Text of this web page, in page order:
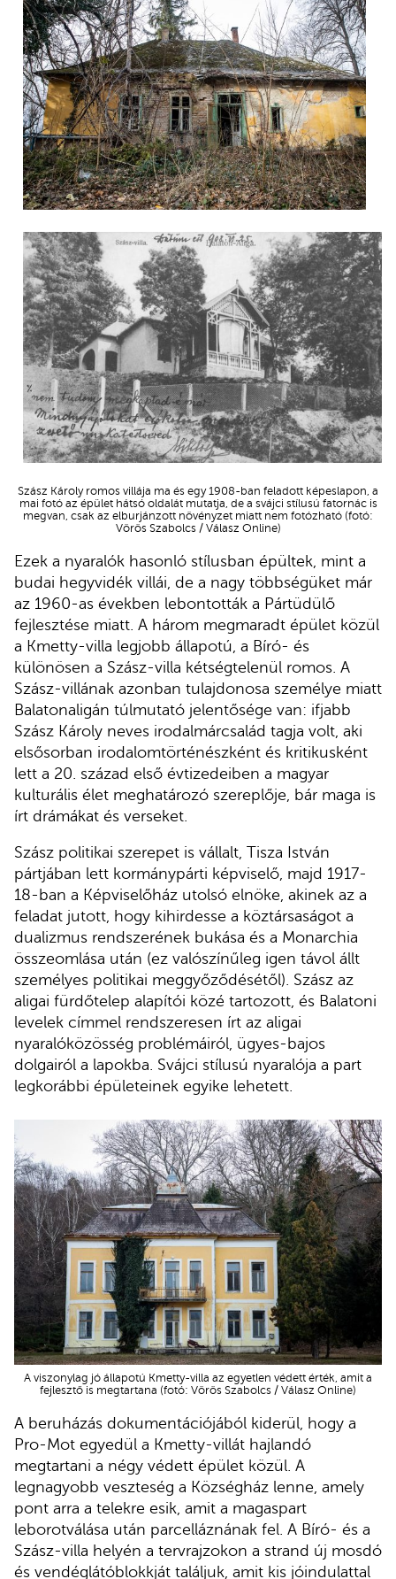
Szász Károly romos villája ma és egy 1908-ban feladott képeslapon, a
mai fotó az épület hátsó oldalát mutatja, de a svájci stílusú fatornác is
megvan, csak az elburjánzott növényzet miatt nem fotózható (fotó:
Vörös Szabolcs / Válasz Online)
Ezek a nyaralók hasonló stílusban épültek, mint a
budai hegyvidék villái, de a nagy többségüket már
az 1960-as években lebontották a Pártüdülő
fejlesztése miatt. A három megmaradt épület közül
a Kmetty-villa legjobb állapotú, a Bíró- és
különösen a Szász-villa kétségtelenül romos. A
Szász-villának azonban tulajdonosa személye miatt
Balatonaligán túlmutató jelentősége van: ifjabb
Szász Károly neves irodalmárcsalád tagja volt, aki
elsősorban irodalomtörténészként és kritikusként
lett a 20. század első évtizedeiben a magyar
kulturális élet meghatározó szereplője, bár maga is
írt drámákat és verseket.
Szász politikai szerepet is vállalt, Tisza István
pártjában lett kormánypárti képviselő, majd 1917-
18-ban a Képviselőház utolsó elnöke, akinek az a
feladat jutott, hogy kihirdesse a köztársaságot a
dualizmus rendszerének bukása és a Monarchia
összeomlása után (ez valószínűleg igen távol állt
személyes politikai meggyőződésétől). Szász az
aligai fürdőtelep alapítói közé tartozott, és Balatoni
levelek címmel rendszeresen írt az aligai
nyaralóközösség problémáiról, ügyes-bajos
dolgairól a lapokba. Svájci stílusú nyaralója a part
legkorábbi épületeinek egyike lehetett.
A viszonylag jó állapotú Kmetty-villa az egyetlen védett érték, amit a
fejlesztő is megtartana (fotó: Vörös Szabolcs / Válasz Online)
A beruházás dokumentációjából kiderül, hogy a
Pro-Mot egyedül a Kmetty-villát hajlandó
megtartani a négy védett épület közül. A
legnagyobb veszteség a Községház lenne, amely
pont arra a telekre esik, amit a magaspart
leborotválása után parcelláznának fel. A Bíró- és a
Szász-villa helyén a tervrajzokon a strand új mosdó
és vendéglátóblokkját találjuk, amit kis jóindulattal